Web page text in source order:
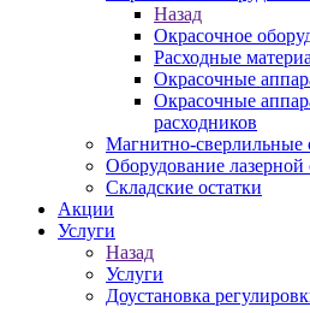
Назад
Окрасочное
Расходные
Окрасочные
Окрасочные
расходников
Магнитно-сверлильные
Оборудование лазерной
Складские остатки
Акции
Услуги
Назад
Услуги
Доустановка